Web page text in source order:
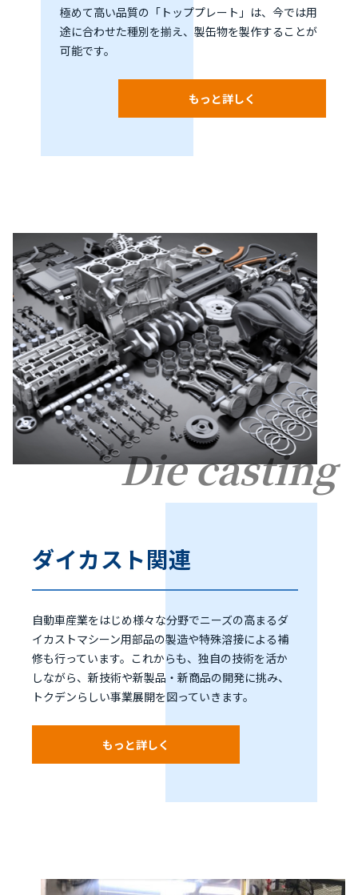
極めて高い品質の「トッププレート」は、今では用
途に合わせた種別を揃え、製缶物を製作することが
可能です。
もっと詳しく
Die casting
ダイカスト関連
自動車産業をはじめ様々な分野でニーズの高まるダ
イカストマシーン用部品の製造や特殊溶接による補
修も行っています。これからも、独自の技術を活か
しながら、新技術や新製品・新商品の開発に挑み、
トクデンらしい事業展開を図っていきます。
もっと詳しく